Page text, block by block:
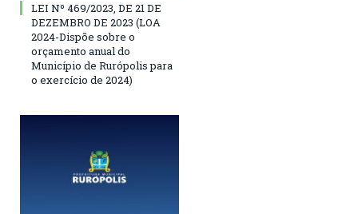
LEI Nº 469/2023, DE 21 DE
DEZEMBRO DE 2023 (LOA
2024-Dispõe sobre o
orçamento anual do
Município de Rurópolis para
o exercício de 2024)